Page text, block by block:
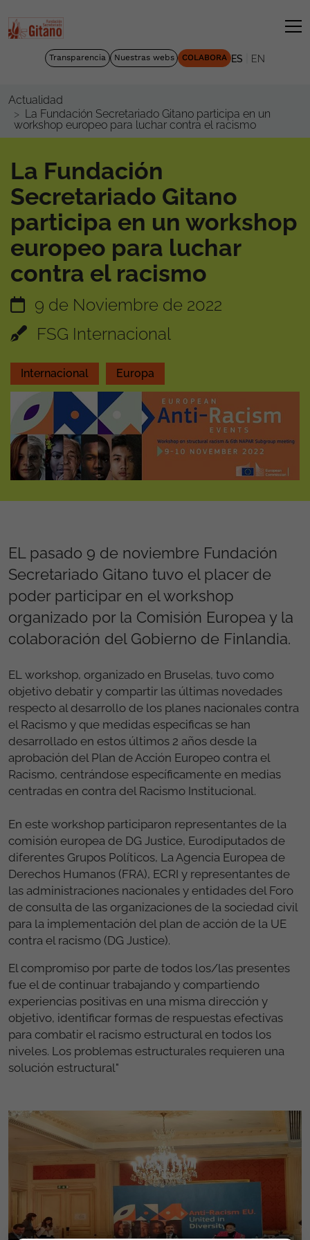
Transparencia Nuestras webs COLABORA ES EN
Actualidad
La Fundación Secretariado Gitano participa en un
workshop europeo para luchar contra el racismo
La Fundación
Secretariado Gitano
participa en un workshop
europeo para luchar
contra el racismo
9 de Noviembre de 2022
FSG Internacional
Internacional Europa
EL pasado 9 de noviembre Fundación
Secretariado Gitano tuvo el placer de
poder participar en el workshop
organizado por la Comisión Europea y la
colaboración del Gobierno de Finlandia.
EL workshop, organizado en Bruselas, tuvo como
objetivo debatir y compartir las últimas novedades
respecto al desarrollo de los planes nacionales contra
el Racismo y que medidas especificas se han
desarrollado en estos últimos 2 años desde la
aprobación del Plan de Acción Europeo contra el
Racismo, centrándose específicamente en medias
centradas en contra del Racismo Institucional.
En este workshop participaron representantes de la
comisión europea de DG Justice, Eurodiputados de
diferentes Grupos Políticos, La Agencia Europea de
Derechos Humanos (FRA), ECRI y representantes de
las administraciones nacionales y entidades del Foro
de consulta de las organizaciones de la sociedad civil
para la implementación del plan de acción de la UE
contra el racismo (DG Justice).
El compromiso por parte de todos los/las presentes
fue el de continuar trabajando y compartiendo
experiencias positivas en una misma dirección y
objetivo, identificar formas de respuestas efectivas
para combatir el racismo estructural en todos los
niveles. Los problemas estructurales requieren una
solución estructural"